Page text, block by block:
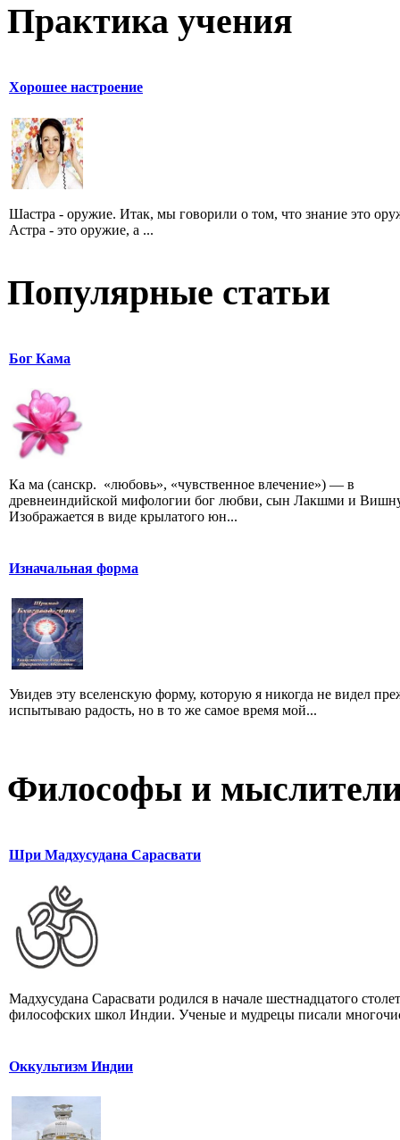
Практика учения
Хорошее настроение
Шастра - оружие. Итак, мы говорили о том, что знание это
Астра - это оружие, а ...
Популярные статьи
Бог Кама
Ка ма (санскр. «любовь», «чувственное влечение») — в
древнеиндийской мифологии бог любви, сын Лакшми и
Изображается в виде крылатого юн...
Изначальная форма
Увидев эту вселенскую форму, которую я никогда не видел
испытываю радость, но в то же самое время мой...
Философы и
Шри Мадхусудана Сарасвати
Мадхусудана Сарасвати родился в начале шестнадцатого
философских школ Индии. Ученые и мудрецы писали
Оккультизм Индии